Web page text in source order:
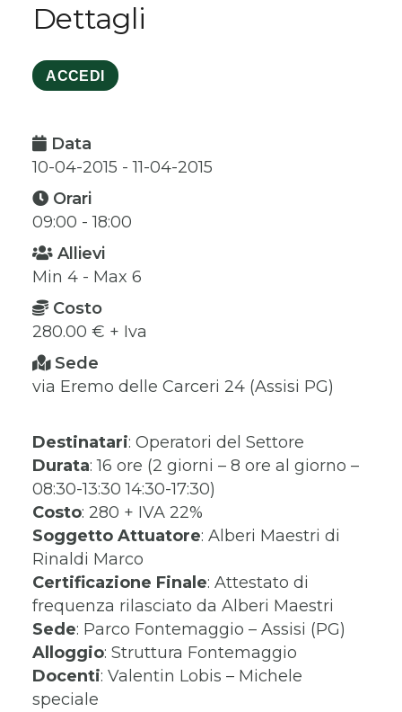
Destinatari: Operatori del Settore
Durata: 16 ore (2 giorni – 8 ore al giorno –
08:30-13:30 14:30-17:30)
Costo: 280 + IVA 22%
Soggetto Attuatore: Alberi Maestri di
Rinaldi Marco
Certificazione Finale: Attestato di
frequenza rilasciato da Alberi Maestri
Sede: Parco Fontemaggio – Assisi (PG)
Alloggio: Struttura Fontemaggio
Docenti: Valentin Lobis – Michele
speciale
Dettagli
ACCEDI
Data
10-04-2015 - 11-04-2015
Orari
09:00 - 18:00
Allievi
Min 4 - Max 6
Costo
280.00 € + Iva
Sede
via Eremo delle Carceri 24 (Assisi PG)